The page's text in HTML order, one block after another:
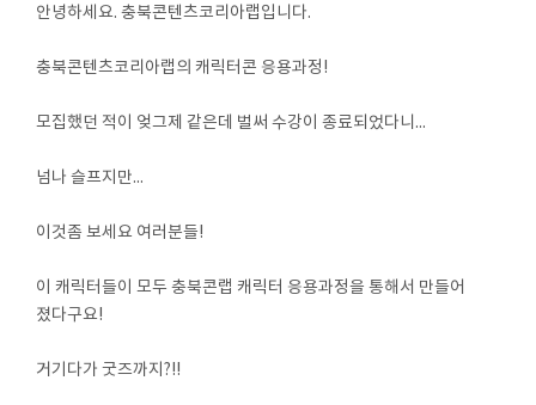
안녕하세요. 충북콘텐츠코리아랩입니다.
충북콘텐츠코리아랩의 캐릭터콘 응용과정!
모집했던 적이 엊그제 같은데 벌써 수강이 종료되었다니...
넘나 슬프지만...
이것좀 보세요 여러분들!
이 캐릭터들이 모두 충북콘랩 캐릭터 응용과정을 통해서 만들어
졌다구요!
거기다가 굿즈까지?!!